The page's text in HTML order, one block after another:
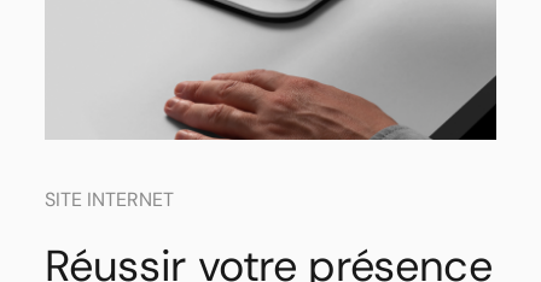
SITE INTERNET
Réussir votre présence